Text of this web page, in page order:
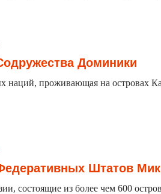
Доминики
проживающая на островах
Штатов
состоящие из более чем 600